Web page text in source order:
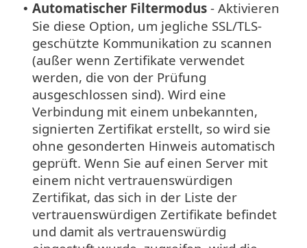
• Automatischer Filtermodus - Aktivieren
Sie diese Option, um jegliche SSL/TLS-
geschützte Kommunikation zu scannen
(außer wenn Zertifikate verwendet
werden, die von der Prüfung
ausgeschlossen sind). Wird eine
Verbindung mit einem unbekannten,
signierten Zertifikat erstellt, so wird sie
ohne gesonderten Hinweis automatisch
geprüft. Wenn Sie auf einen Server mit
einem nicht vertrauenswürdigen
Zertifikat, das sich in der Liste der
vertrauenswürdigen Zertifikate befindet
und damit als vertrauenswürdig